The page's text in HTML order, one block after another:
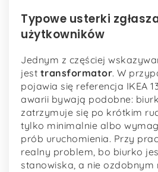
Typowe usterki
użytkowników
Jednym z częściej
jest transformator. W
pojawia się referencja IKEA
awarii bywają podobne:
zatrzymuje się po krótkim
tylko minimalnie albo
prób uruchomienia. Przy
realny problem, bo biurko
stanowiska, a nie ozdobnym